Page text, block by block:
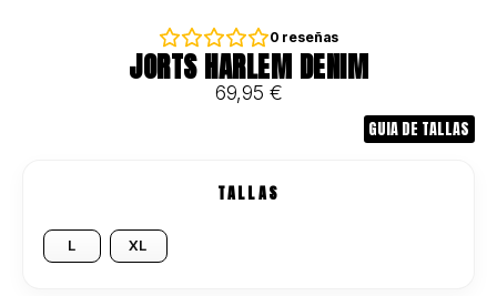
0 reseñas
JORTS HARLEM DENIM
69,95 €
GUIA DE TALLAS
TALLAS
L XL